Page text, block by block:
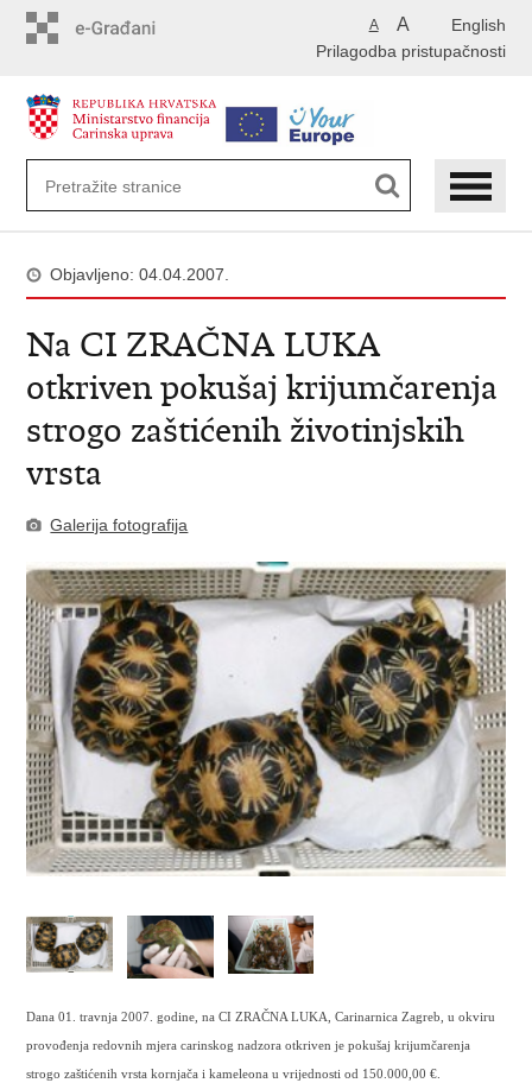
English
A A
Prilagodba pristupačnosti
Objavljeno: 04.04.2007.
Na CI ZRAČNA LUKA
otkriven pokušaj krijumčarenja
strogo zaštićenih životinjskih
vrsta
Galerija fotografija
Dana 01. travnja 2007. godine, na CI ZRAČNA LUKA, Carinarnica Zagreb, u okviru
provođenja redovnih mjera carinskog nadzora otkriven je pokušaj krijumčarenja
strogo zaštićenih vrsta kornjača i kameleona u vrijednosti od 150.000,00 €.